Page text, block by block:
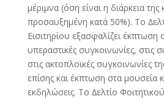
µέριµνα (όση είναι η διάρκεια
προσαυξηµένη κατά 50%). Το
Εισιτηρίου εξασφαλίζει έκπτωση
υπεραστικές συγκοινωνίες, στις
στις ακτοπλοϊκές συγκοινωνίες
επίσης και έκπτωση στα µουσεία
εκδηλώσεις. Το ∆ελτίο